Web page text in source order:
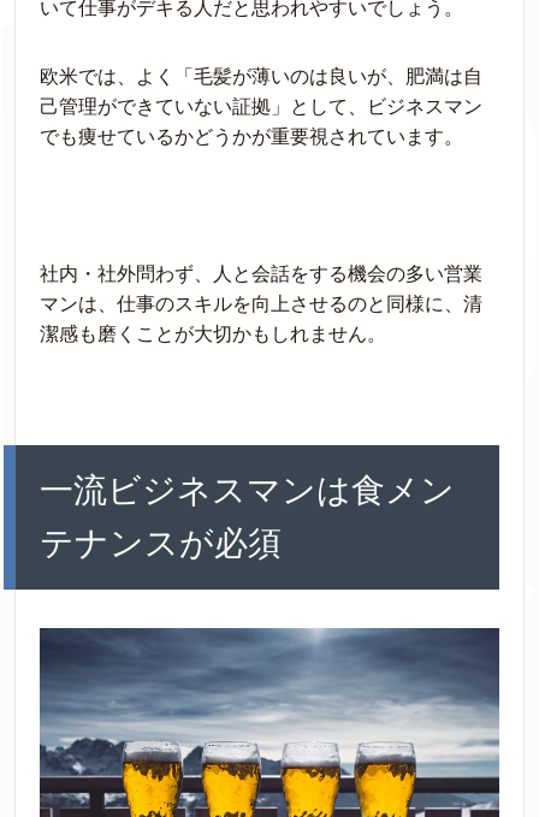
いて仕事がデキる人だと思われやすいでしょう。
欧米では、よく「毛髪が薄いのは良いが、肥満は自
己管理ができていない証拠」として、ビジネスマン
でも痩せているかどうかが重要視されています。
社内・社外問わず、人と会話をする機会の多い営業
マンは、仕事のスキルを向上させるのと同様に、清
潔感も磨くことが大切かもしれません。
一流ビジネスマンは食メン
テナンスが必須